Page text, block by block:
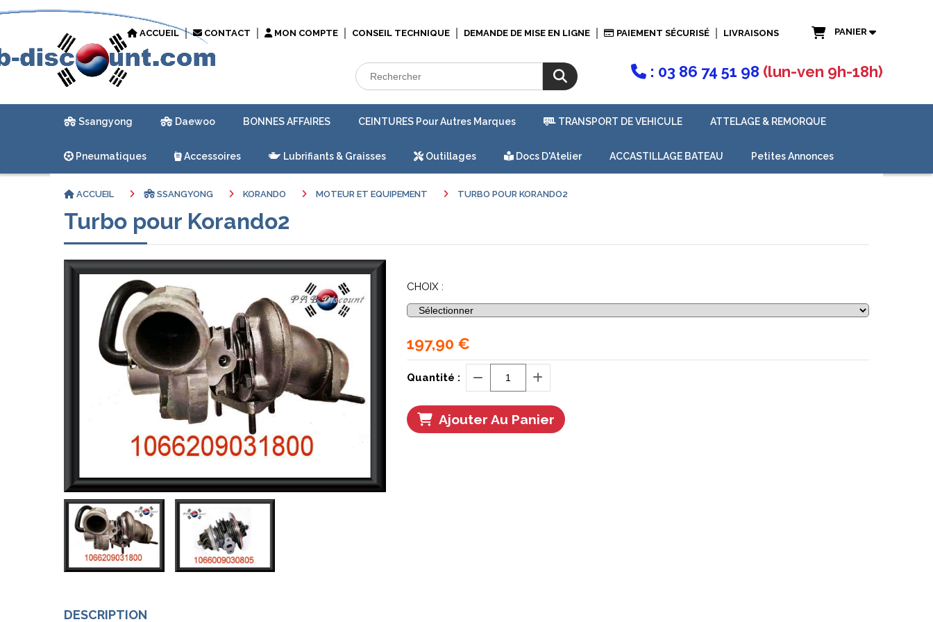
 : 03 86 74 51 98 (lun-ven 9h-18h)
ACCUEIL CONTACT MON COMPTE CONSEIL TECHNIQUE DEMANDE DE MISE EN LIGNE PAIEMENT SÉCURISÉ LIVRAISONS PANIER
Ssangyong Daewoo BONNES AFFAIRES CEINTURES Pour Autres Marques TRANSPORT DE VEHICULE ATTELAGE & REMORQUE
Pneumatiques Accessoires Lubrifiants & Graisses Outillages Docs D'Atelier ACCASTILLAGE BATEAU Petites Annonces
ACCUEIL SSANGYONG KORANDO MOTEUR ET EQUIPEMENT TURBO POUR KORANDO2
Turbo pour Korando2
CHOIX :
197,90 €
Quantité :
Ajouter Au Panier
DESCRIPTION